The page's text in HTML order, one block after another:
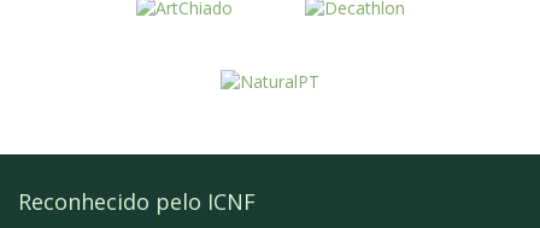
Reconhecido pelo ICNF